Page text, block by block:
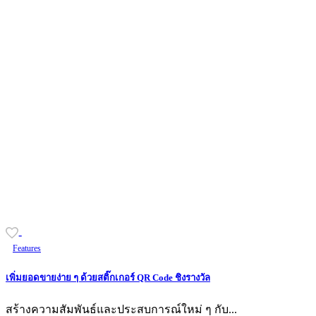
-
Features
เพิ่มยอดขายง่าย ๆ ด้วยสติ๊กเกอร์ QR Code ชิงรางวัล
สร้างความสัมพันธ์และประสบการณ์ใหม่ ๆ กับ...